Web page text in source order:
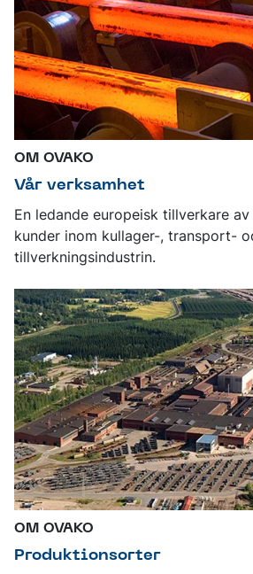
OM OVAKO
Vår verksamhet
En ledande europeisk tillverkare
kunder inom kullager-, transport-
tillverkningsindustrin.
OM OVAKO
Produktionsorter